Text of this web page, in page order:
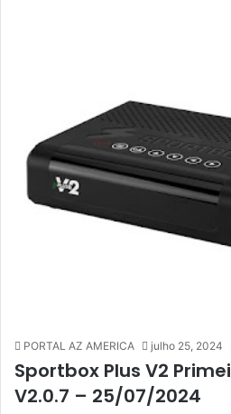
PORTAL AZ AMERICA julho 25, 2024
Sportbox Plus V2
V2.0.7 – 25/07/2024